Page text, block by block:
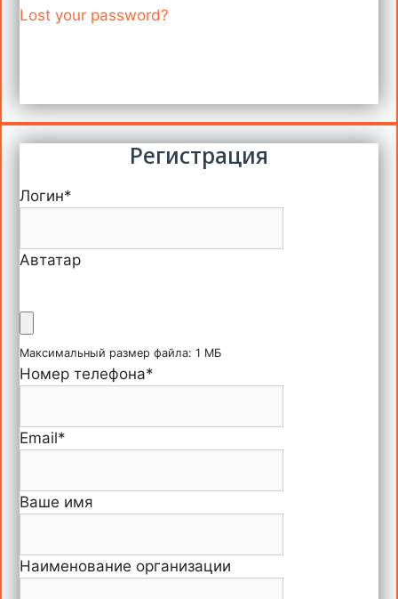
Lost your password?
Регистрация
Логин*
Автатар
Максимальный размер файла: 1 МБ
Номер телефона*
Email*
Ваше имя
Наименование организации